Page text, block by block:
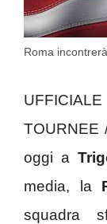
Roma
TOURNEE
oggi a
media, la
squadra